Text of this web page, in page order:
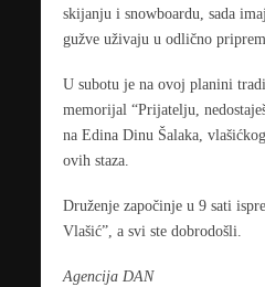
skijanju i snowboardu, sada
gužve uživaju u odlično
U subotu je na ovoj planini
memorijal “Prijatelju,
na Edina Dinu Šalaka,
ovih staza.
Druženje započinje u 9 sati
Vlašić”, a svi ste dobrodošli.
Agencija DAN